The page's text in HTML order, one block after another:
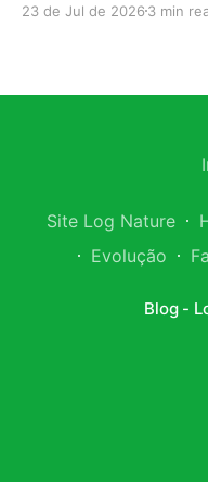
ainda luta por sua
definitiva. Nos últimos anos, o comércio ilegal da
23 de Jul de 2026 3 min
Site Log Nature
Evolução
Blog -